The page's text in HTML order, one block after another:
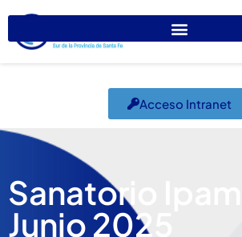
Acceso Intranet
Sanatorio
Junio 2025